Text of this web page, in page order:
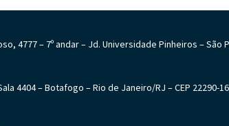
4777 – 7º andar – Jd. Universidade Pinheiros – São
4404 – Botafogo – Rio de Janeiro/RJ – CEP 22290-